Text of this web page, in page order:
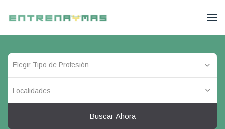
Localidades
Buscar Ahora